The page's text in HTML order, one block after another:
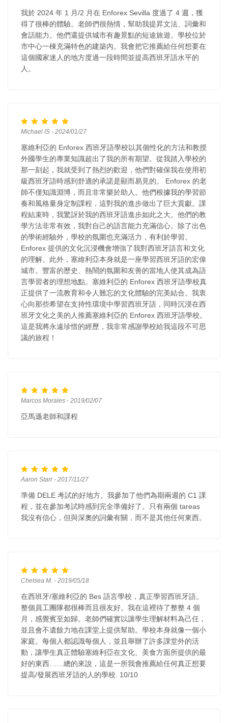
我於 2024 年 1 月/2 月在 Enforex Sevilla 度過了 4 週，獲
得了很棒的體驗。老師們很熱情，幫助我提昇文法、詞彙和
會話能力。他們還提供城市有趣景點的短途旅遊。學校位於
市中心一棟充滿特色的建築內。我會把它推薦給任何想要在
這個國家迷人的地方度過一段時間並提高西班牙語水平的
人。
Michael IS - 2024/01/27
塞維利亞的 Enforex 西班牙語學校以其個性化的方法和教授
外國學生的專業知識超出了我的所有期望。從我踏入學校的
那一刻起，我就受到了熱烈的歡迎，他們對確保我在使用初
級西班牙語時感到舒適的承諾是顯而易見的。 Enforex 的老
師不僅知識淵博，而且非常樂於助人。他們根據我的學習節
奏和風格量身定制課程，這對我的進步做出了巨大貢獻。課
程結束時，我驚訝於我的西班牙語進步如此之大。他們的教
學方法非常有效，我對自己的語言能力充滿信心。除了出色
的學術經驗外，學校的氛圍也充滿活力，有利於學習。
Enforex 提供的文化沉浸機會增強了我對西班牙語言和文化
的理解。此外，塞維利亞本身就是一座學習西班牙語的宏偉
城市。豐富的歷史、熱鬧的氛圍和友善的當地人使其成為語
言學習者的理想地點。塞維利亞的 Enforex 西班牙語學校真
正提供了一流教育和令人難忘的文化體驗的完美結合。我衷
心向那些希望在支持性環境中學習西班牙語，同時沉浸在西
班牙文化之美的人推薦塞維利亞的 Enforex 西班牙語學校。
這是我將永遠珍惜的經歷，我非常感謝學校給我這段不可思
議的旅程！
Marcos Morales - 2019/02/07
亞馬遜老師和課程
Aaron Starr - 2017/11/27
準備 DELE 考試的好地方。我參加了他們為期兩週的 C1 課
程，並在參加考試時感到完全準備好了。只有兩個 tareas
我沒有信心，但與深奧的詞彙有關，而不是其他任何東西。
Chelsea M. - 2019/05/18
在西班牙/塞維利亞的 Bes 語言學校，真正學習西班牙語。
整個員工團隊都很棒而且很友好。我在這裡待了整整 4 個
月，感覺賓至如歸。老師們確實以讓學生理解材料為己任，
並且會不遺餘力地在課堂上提供幫助。學校本身就像一個小
家庭。每個人都認識每個人，並且舉辦了許多課堂外的活
動，讓學生真正體驗塞維利亞在文化、美食方面所提供的最
好的東西……總的來說，這是一所我會推薦給任何真正想要
提高/發展西班牙語的人的學校. 10/10